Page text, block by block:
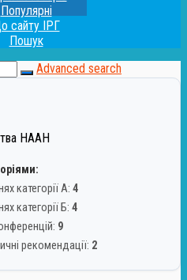
Популярні
сайту ІРГ
Пошук
Advanced search
НААН
категорії А: 4
категорії Б: 4
9
рекомендації: 2